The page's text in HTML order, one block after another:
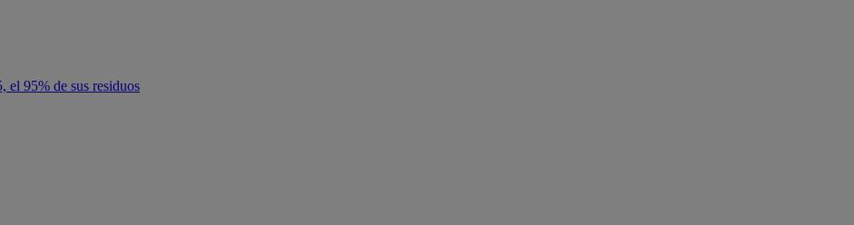
el 95% de sus residuos